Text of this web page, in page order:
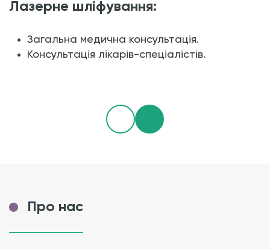
Лазерне шліфування:
Загальна медична консультація.
Консультація лікарів-спеціалістів.
Про нас